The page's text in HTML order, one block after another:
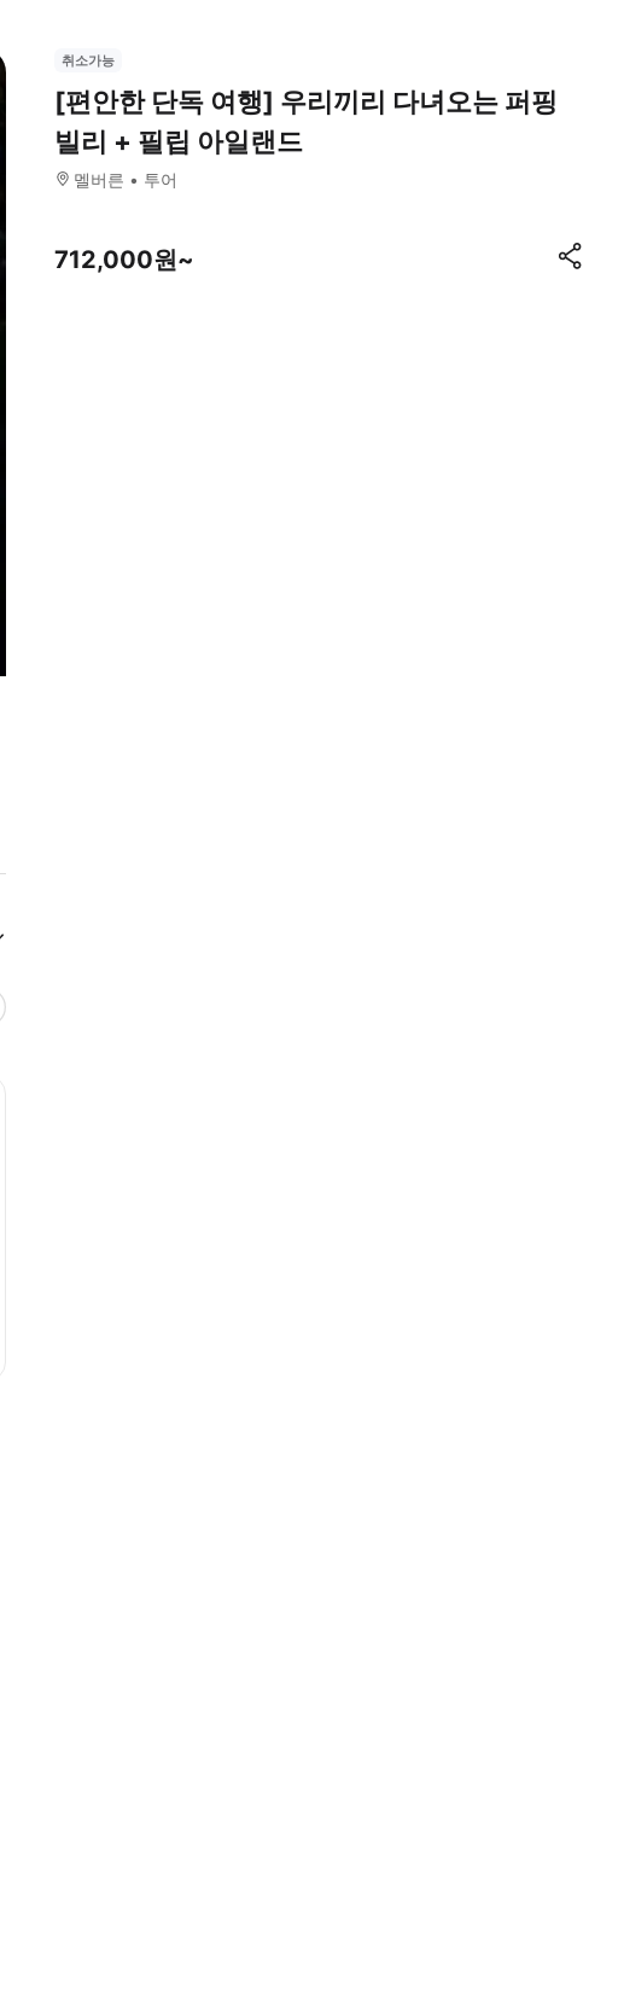
취소가능
[편안한 단독 여행] 우리끼리 다녀오는 퍼핑
빌리 + 필립 아일랜드
멜버른 투어
712,000원~